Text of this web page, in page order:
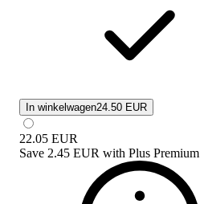
In winkelwagen24.50 EUR
22.05 EUR
Save 2.45 EUR with Plus Premium